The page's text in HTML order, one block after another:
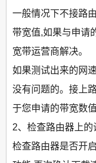
一般情况下不接路
带宽值,如果与申请
宽带运营商解决。
如果测试出来的网
没有问题的。接上
于您申请的带宽数
2、检查路由器上的
检查路由器是否开